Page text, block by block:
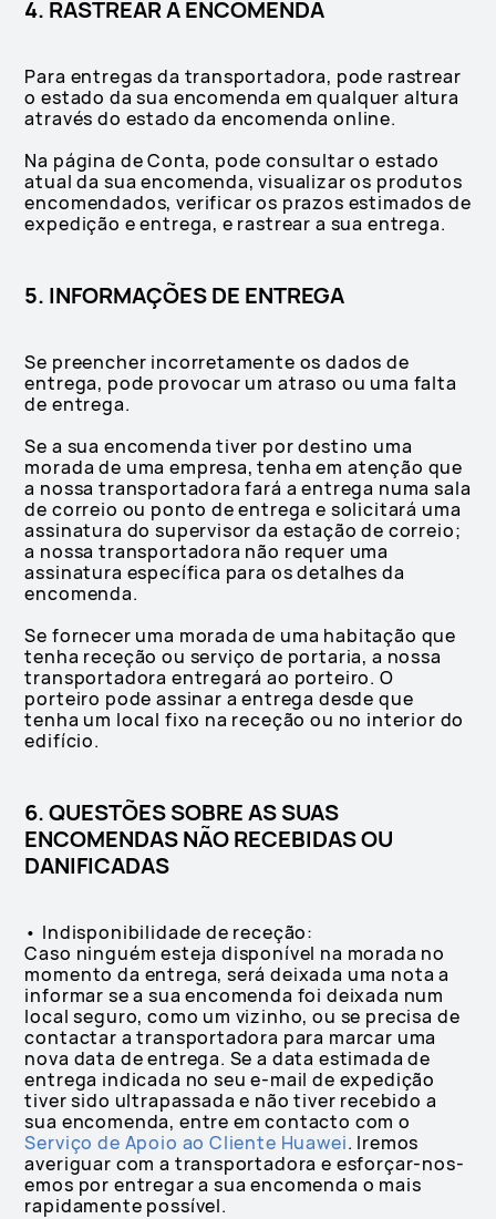
4. RASTREAR A ENCOMENDA
Para entregas da transportadora, pode rastrear
o estado da sua encomenda em qualquer altura
através do estado da encomenda online.
Na página de Conta, pode consultar o estado
atual da sua encomenda, visualizar os produtos
encomendados, verificar os prazos estimados de
expedição e entrega, e rastrear a sua entrega.
5. INFORMAÇÕES DE ENTREGA
Se preencher incorretamente os dados de
entrega, pode provocar um atraso ou uma falta
de entrega.
Se a sua encomenda tiver por destino uma
morada de uma empresa, tenha em atenção que
a nossa transportadora fará a entrega numa sala
de correio ou ponto de entrega e solicitará uma
assinatura do supervisor da estação de correio;
a nossa transportadora não requer uma
assinatura específica para os detalhes da
encomenda.
Se fornecer uma morada de uma habitação que
tenha receção ou serviço de portaria, a nossa
transportadora entregará ao porteiro. O
porteiro pode assinar a entrega desde que
tenha um local fixo na receção ou no interior do
edifício.
6. QUESTÕES SOBRE AS SUAS
ENCOMENDAS NÃO RECEBIDAS OU
DANIFICADAS
• Indisponibilidade de receção:
Caso ninguém esteja disponível na morada no
momento da entrega, será deixada uma nota a
informar se a sua encomenda foi deixada num
local seguro, como um vizinho, ou se precisa de
contactar a transportadora para marcar uma
nova data de entrega. Se a data estimada de
entrega indicada no seu e-mail de expedição
tiver sido ultrapassada e não tiver recebido a
sua encomenda, entre em contacto com o
Serviço de Apoio ao Cliente Huawei. Iremos
averiguar com a transportadora e esforçar-nos-
emos por entregar a sua encomenda o mais
rapidamente possível.